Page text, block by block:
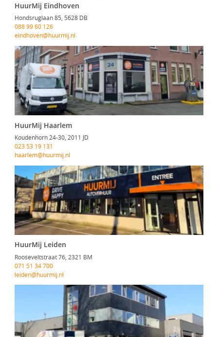
HuurMij Eindhoven
Hondsruglaan 85, 5628 DB
088 99 60 126
eindhoven@huurmij.nl
HuurMij Haarlem
Koudenhorn 24-30, 2011 JD
023 53 19 131
haarlem@huurmij.nl
HuurMij Leiden
Rooseveltstraat 76, 2321 BM
071 51 34 700
leiden@huurmij.nl